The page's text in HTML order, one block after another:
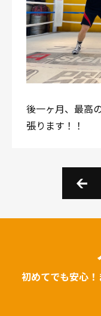
後一ヶ月、最高
張ります！！
初めてでも安心